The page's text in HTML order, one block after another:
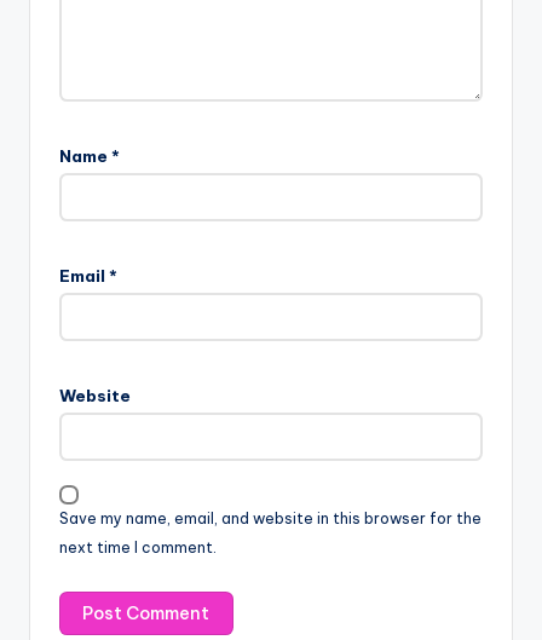
Name *
Email *
Website
Save my name, email, and website in this browser for the
next time I comment.